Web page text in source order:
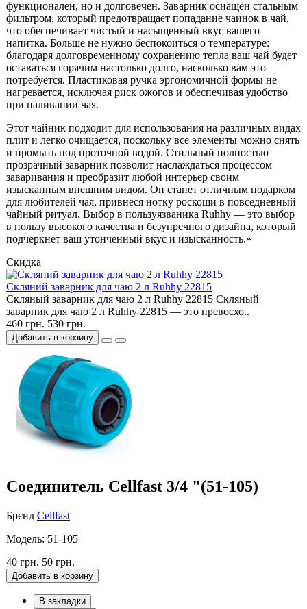
функционален, но и долговечен. Заварник оснащен стальным
фильтром, который предотвращает попадание чаинок в чай,
что обеспечивает чистый и насыщенный вкус вашего
напитка. Больше не нужно беспокоиться о температуре:
благодаря долговременному сохранению тепла ваш чай будет
оставаться горячим настолько долго, насколько вам это
потребуется. Пластиковая ручка эргономичной формы не
нагревается, исключая риск ожогов и обеспечивая удобство
при наливании чая.
Этот чайник подходит для использования на различных видах
плит и легко очищается, поскольку все элементы можно снять
и промыть под проточной водой. Стильный полностью
прозрачный заварник позволит наслаждаться процессом
заваривания и преобразит любой интерьер своим
изысканным внешним видом. Он станет отличным подарком
для любителей чая, привнеся нотку роскоши в повседневный
чайный ритуал. Выбор в пользуязваника Ruhhy — это выбор
в пользу высокого качества и безупречного дизайна, который
подчеркнет ваш утонченный вкус и изысканность.»
Скидка
Cкляний заварник для чаю 2 л Ruhhy 22815
Скляный заварник для чаю 2 л Ruhhy 22815 Скляный
заварник для чаю 2 л Ruhhy 22815 — это превосхо..
460 грн. 530 грн.
Добавить в корзину
Cоединитель Cellfast 3/4 "(51-105)
Брєнд Cellfast
Модель: 51-105
40 грн. 50 грн.
Добавить в корзину
В закладки